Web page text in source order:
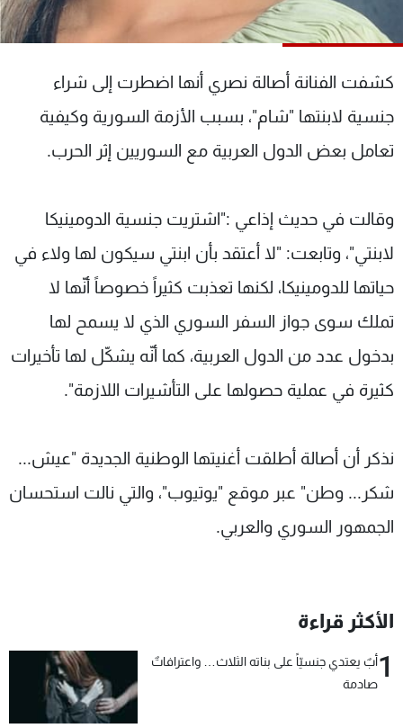
كشفت الفنانة أصالة نصري أنها اضطرت إلى شراء
جنسية لابنتها "شام"، بسبب الأزمة السورية وكيفية
تعامل بعض الدول العربية مع السوريين إثر الحرب.
وقالت في حديث إذاعي :"اشتريت جنسية الدومينيكا
لابنتي"، وتابعت: "لا أعتقد بأن ابنتي سيكون لها ولاء في
حياتها للدومينيكا، لكنها تعذبت كثيراً خصوصاً أنّها لا
تملك سوى جواز السفر السوري الذي لا يسمح لها
بدخول عدد من الدول العربية، كما أنّه يشكّل لها تأخيرات
كثيرة في عملية حصولها على التأشيرات اللازمة".
نذكر أن أصالة أطلقت أغنيتها الوطنية الجديدة "عيش...
شكر... وطن" عبر موقع "يوتيوب"، والتي نالت استحسان
الجمهور السوري والعربي.
الأكثر قراءة
1أبٌ يعتدي جنسيّاً على بناته الثلاث… واعترافاتٌ
صادمة
شاهد البرامج
الترددات
الإنـتـاج
تواصل معنا
سياسة الخصوصية